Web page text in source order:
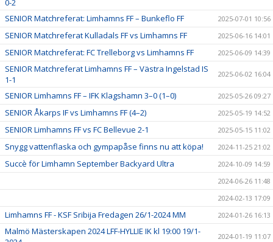
0-2
SENIOR Matchreferat: Limhamns FF – Bunkeflo FF 2025-07-01 10:56
SENIOR Matchreferat Kulladals FF vs Limhamns FF 2025-06-16 14:01
SENIOR Matchreferat: FC Trelleborg vs Limhamns FF 2025-06-09 14:39
SENIOR Matchreferat Limhamns FF – Västra Ingelstad IS
1-1
2025-06-02 16:04
SENIOR Limhamns FF – IFK Klagshamn 3–0 (1–0) 2025-05-26 09:27
SENIOR Åkarps IF vs Limhamns FF (4–2) 2025-05-19 14:52
SENIOR Limhamns FF vs FC Bellevue 2-1 2025-05-15 11:02
Snygg vattenflaska och gympapåse finns nu att köpa! 2024-11-25 21:02
Succè för Limhamn September Backyard Ultra
2024-10-09 14:59
2024-06-26 11:48
2024-02-13 17:09
Limhamns FF - KSF Sribija Fredagen 26/1-2024 MM 2024-01-26 16:13
Malmö Mästerskapen 2024 LFF-HYLLIE IK kl 19:00 19/1-
2024-01-19 11:07